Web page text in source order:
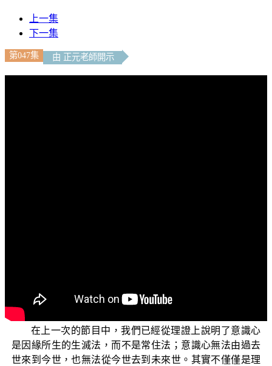
上一集
下一集
第047集 由 正元老師開示
識一心的差別相。兩者的說法大不相同，我們今天還是會
針對「離心、意、識故名涅槃」這個議題繼續作說明。
在上一次的節目中，我們已經從理證上說明了意識心
是因緣所生的生滅法，而不是常住法；意識心無法由過去
世來到今世，也無法從今世去到未來世。其實不僅僅是理